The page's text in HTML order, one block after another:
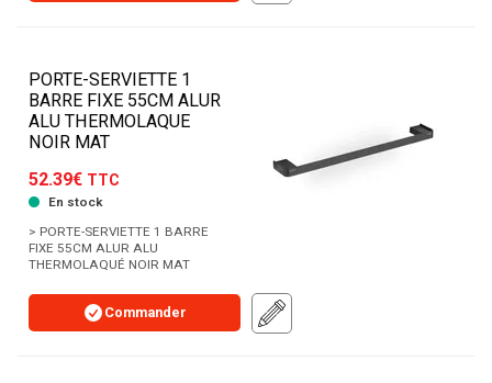
PORTE-SERVIETTE 1
BARRE FIXE 55CM ALUR
ALU THERMOLAQUE
NOIR MAT
52.39€ TTC
En stock
> PORTE-SERVIETTE 1 BARRE
FIXE 55CM ALUR ALU
THERMOLAQUÉ NOIR MAT
Commander